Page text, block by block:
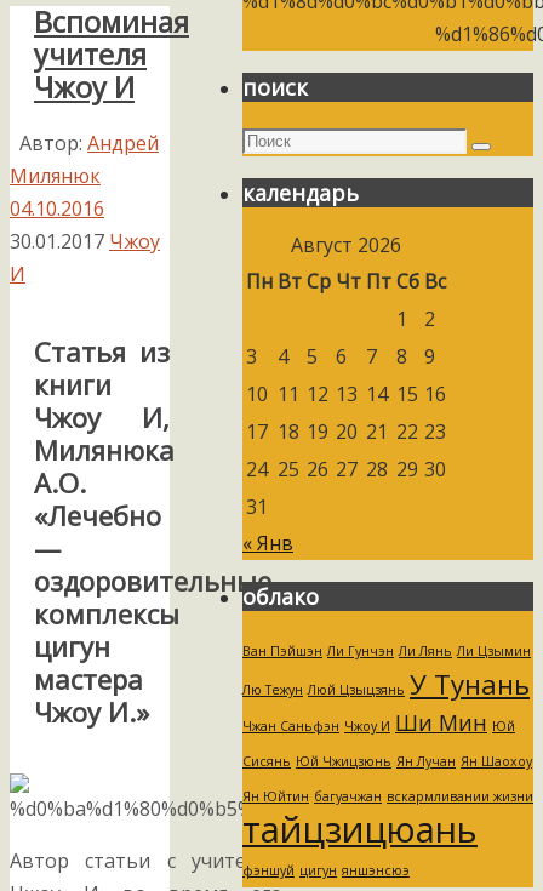
Вспоминая
учителя
Чжоу И
Автор: Андрей
Милянюк
04.10.2016
30.01.2017 Чжоу
И
Статья из
книги
Чжоу И,
Милянюка
А.О.
«Лечебно
—
оздоровительные
комплексы
цигун
мастера
Чжоу И.»
Автор статьи с учителем
поиск
Поиск
Поиск
календарь
Август 2026
Пн ВтСр Чт ПтСб Вс
1
2
3
4 5 6 7 8
9
10 11 12 13 14 15 16
17 18 19 20 21 22 23
24 25 26 27 28 29 30
31
« Янв
облако
Ван Пэйшэн Ли Гунчэн Ли Лянь Ли Цзымин
Лю Тежун Люй Цзыцзянь У Тунань
Чжан Саньфэн Чжоу И Ши Мин Юй
Сисянь Юй Чжицзюнь Ян Лучан Ян Шаохоу
Ян Юйтин багуачжан вскармливании жизни
тайцзицюань
фэншуй цигун яншэнсюэ